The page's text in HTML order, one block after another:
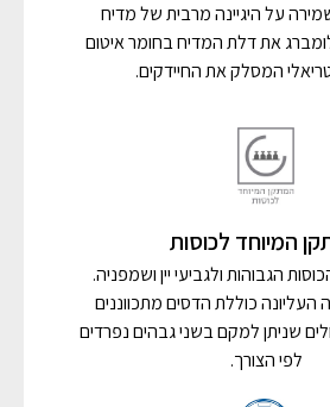
על היגיינה מרבית של מדיח
את דלת המדיח בחומר איטום
המסלק את החיידקים.
המיוחד לכוסות
הגבוהות ולגביעי יין ושמפניה.
כוללת הדסים מתכווננים
שניתן למקם בשני גבהים נפרדים
לפי הצורך.